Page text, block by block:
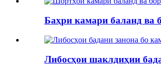
Баҳри камари баланд ва
Либосҳои шаклдиҳии